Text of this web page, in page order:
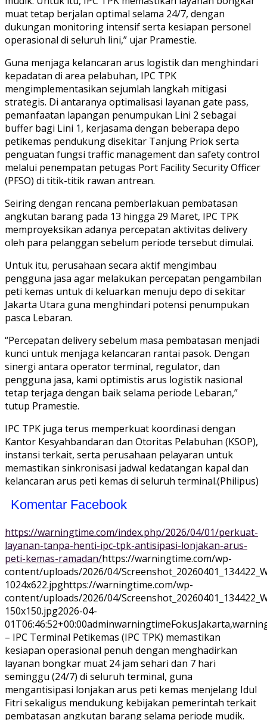
muat tetap berjalan optimal selama 24/7, dengan
dukungan monitoring intensif serta kesiapan personel
operasional di seluruh lini,” ujar Pramestie.
Guna menjaga kelancaran arus logistik dan menghindari
kepadatan di area pelabuhan, IPC TPK
mengimplementasikan sejumlah langkah mitigasi
strategis. Di antaranya optimalisasi layanan gate pass,
pemanfaatan lapangan penumpukan Lini 2 sebagai
buffer bagi Lini 1, kerjasama dengan beberapa depo
petikemas pendukung disekitar Tanjung Priok serta
penguatan fungsi traffic management dan safety control
melalui penempatan petugas Port Facility Security Officer
(PFSO) di titik-titik rawan antrean.
Seiring dengan rencana pemberlakuan pembatasan
angkutan barang pada 13 hingga 29 Maret, IPC TPK
memproyeksikan adanya percepatan aktivitas delivery
oleh para pelanggan sebelum periode tersebut dimulai.
Untuk itu, perusahaan secara aktif mengimbau
pengguna jasa agar melakukan percepatan pengambilan
peti kemas untuk di keluarkan menuju depo di sekitar
Jakarta Utara guna menghindari potensi penumpukan
pasca Lebaran.
“Percepatan delivery sebelum masa pembatasan menjadi
kunci untuk menjaga kelancaran rantai pasok. Dengan
sinergi antara operator terminal, regulator, dan
pengguna jasa, kami optimistis arus logistik nasional
tetap terjaga dengan baik selama periode Lebaran,”
tutup Pramestie.
IPC TPK juga terus memperkuat koordinasi dengan
Kantor Kesyahbandaran dan Otoritas Pelabuhan (KSOP),
instansi terkait, serta perusahaan pelayaran untuk
memastikan sinkronisasi jadwal kedatangan kapal dan
kelancaran arus peti kemas di seluruh terminal.(Philipus)
Komentar Facebook
https://warningtime.com/index.php/2026/04/01/perkuat-
layanan-tanpa-henti-ipc-tpk-antisipasi-lonjakan-arus-
peti-kemas-ramadan/https://warningtime.com/wp-
content/uploads/2026/04/
1024x622.jpghttps://warningtime.com/wp-
content/uploads/2026/04/
150x150.jpg2026-04-
01T06:46:52+00:00adminwarningtimeFokus
– IPC Terminal Petikemas (IPC TPK) memastikan
kesiapan operasional penuh dengan menghadirkan
layanan bongkar muat 24 jam sehari dan 7 hari
seminggu (24/7) di seluruh terminal, guna
mengantisipasi lonjakan arus peti kemas menjelang Idul
Fitri sekaligus mendukung kebijakan pemerintah terkait
pembatasan angkutan barang selama periode mudik.